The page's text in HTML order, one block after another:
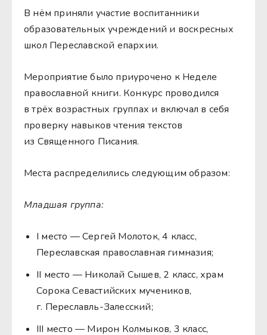
В нём приняли участие воспитанники
образовательных учреждений и воскресных
школ Переславской епархии.
Мероприятие было приурочено к Неделе
православной книги. Конкурс проводился
в трёх возрастных группах и включал в себя
проверку навыков чтения текстов
из Священного Писания.
Места распределились следующим образом:
Младшая группа:
I место — Сергей Молоток, 4 класс,
Переславская православная гимназия;
II место — Николай Сышев, 2 класс, храм
Сорока Севастийских мучеников,
г. Переславль-Залесский;
III место — Мирон Колмыков, 3 класс,